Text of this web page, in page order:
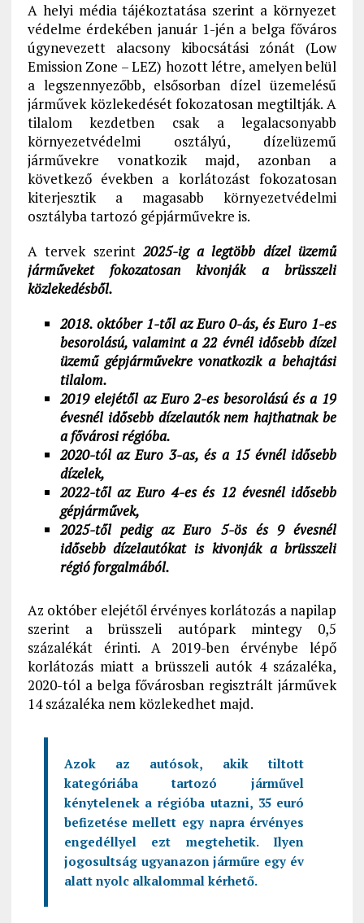
A helyi média tájékoztatása szerint a környezet
védelme érdekében január 1-jén a belga főváros
úgynevezett alacsony kibocsátási zónát (Low
Emission Zone – LEZ) hozott létre, amelyen belül
a legszennyezőbb, elsősorban dízel üzemelésű
járművek közlekedését fokozatosan megtiltják. A
tilalom kezdetben csak a legalacsonyabb
környezetvédelmi osztályú, dízelüzemű
járművekre vonatkozik majd, azonban a
következő években a korlátozást fokozatosan
kiterjesztik a magasabb környezetvédelmi
osztályba tartozó gépjárművekre is.
A tervek szerint2025-ig a legtöbb dízel üzemű
járműveket fokozatosan kivonják a brüsszeli
közlekedésből.
2018. október 1-től az Euro 0-ás, és Euro 1-es
besorolású, valamint a 22 évnél idősebb dízel
üzemű gépjárművekre vonatkozik a behajtási
tilalom.
2019 elejétől az Euro 2-es besorolású és a 19
évesnél idősebb dízelautók nem hajthatnak be
a fővárosi régióba.
2020-tól az Euro 3-as, és a 15 évnél idősebb
dízelek,
2022-től az Euro 4-es és 12 évesnél idősebb
gépjárművek,
2025-től pedig az Euro 5-ös és 9 évesnél
idősebb dízelautókat is kivonják a brüsszeli
régió forgalmából.
Az október elejétől érvényes korlátozás a napilap
szerint a brüsszeli autópark mintegy 0,5
százalékát érinti. A 2019-ben érvénybe lépő
korlátozás miatt a brüsszeli autók 4 százaléka,
2020-tól a belga fővárosban regisztrált járművek
14 százaléka nem közlekedhet majd.
Azok az autósok, akik tiltott
kategóriába tartozó járművel
kénytelenek a régióba utazni, 35 euró
befizetése mellett egy napra érvényes
engedéllyel ezt megtehetik. Ilyen
jogosultság ugyanazon járműre egy év
alatt nyolc alkalommal kérhető.